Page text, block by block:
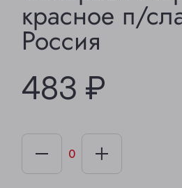
красное п/
Россия
483 ₽